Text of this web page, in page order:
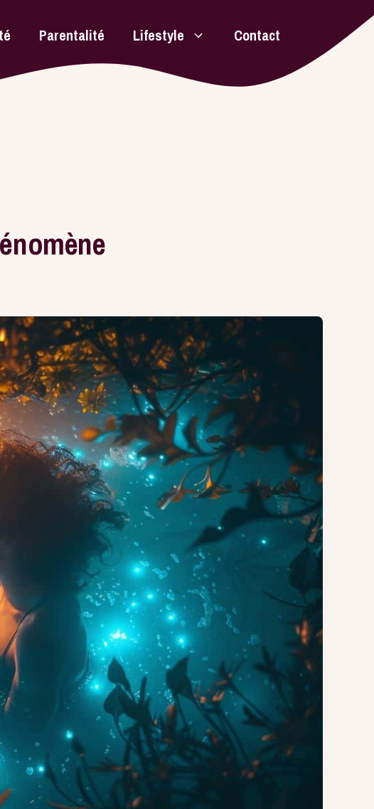
Parentalité Lifestyle Contact